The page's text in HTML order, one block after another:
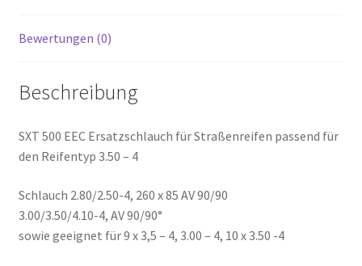
Bewertungen (0)
Beschreibung
SXT 500 EEC Ersatzschlauch für Straßenreifen passend für
den Reifentyp 3.50 – 4
Schlauch 2.80/2.50-4, 260 x 85 AV 90/90
3.00/3.50/4.10-4, AV 90/90°
sowie geeignet für 9 x 3,5 – 4, 3.00 – 4, 10 x 3.50 -4